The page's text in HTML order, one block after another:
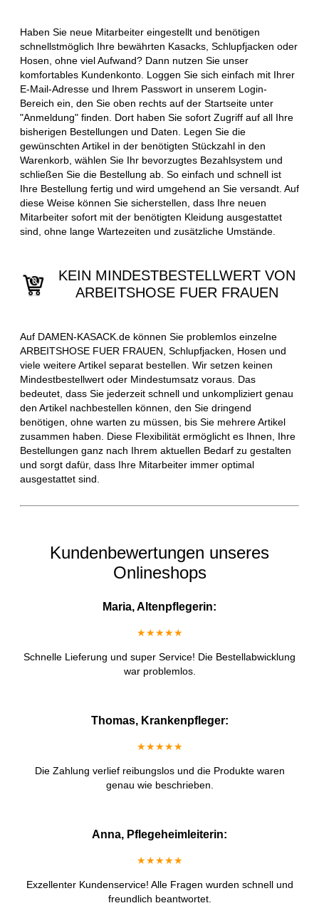
Haben Sie neue Mitarbeiter eingestellt und benötigen
schnellstmöglich Ihre bewährten Kasacks, Schlupfjacken oder
Hosen, ohne viel Aufwand? Dann nutzen Sie unser
komfortables Kundenkonto. Loggen Sie sich einfach mit Ihrer
E-Mail-Adresse und Ihrem Passwort in unserem Login-
Bereich ein, den Sie oben rechts auf der Startseite unter
"Anmeldung" finden. Dort haben Sie sofort Zugriff auf all Ihre
bisherigen Bestellungen und Daten. Legen Sie die
gewünschten Artikel in der benötigten Stückzahl in den
Warenkorb, wählen Sie Ihr bevorzugtes Bezahlsystem und
schließen Sie die Bestellung ab. So einfach und schnell ist
Ihre Bestellung fertig und wird umgehend an Sie versandt. Auf
diese Weise können Sie sicherstellen, dass Ihre neuen
Mitarbeiter sofort mit der benötigten Kleidung ausgestattet
sind, ohne lange Wartezeiten und zusätzliche Umstände.
KEIN MINDESTBESTELLWERT VON
ARBEITSHOSE FUER FRAUEN
Auf DAMEN-KASACK.de können Sie problemlos einzelne
ARBEITSHOSE FUER FRAUEN, Schlupfjacken, Hosen und
viele weitere Artikel separat bestellen. Wir setzen keinen
Mindestbestellwert oder Mindestumsatz voraus. Das
bedeutet, dass Sie jederzeit schnell und unkompliziert genau
den Artikel nachbestellen können, den Sie dringend
benötigen, ohne warten zu müssen, bis Sie mehrere Artikel
zusammen haben. Diese Flexibilität ermöglicht es Ihnen, Ihre
Bestellungen ganz nach Ihrem aktuellen Bedarf zu gestalten
und sorgt dafür, dass Ihre Mitarbeiter immer optimal
ausgestattet sind.
Kundenbewertungen unseres
Onlineshops
Maria, Altenpflegerin:
★★★★★
Schnelle Lieferung und super Service! Die Bestellabwicklung
war problemlos.
Thomas, Krankenpfleger:
★★★★★
Die Zahlung verlief reibungslos und die Produkte waren
genau wie beschrieben.
Anna, Pflegeheimleiterin:
★★★★★
Exzellenter Kundenservice! Alle Fragen wurden schnell und
freundlich beantwortet.